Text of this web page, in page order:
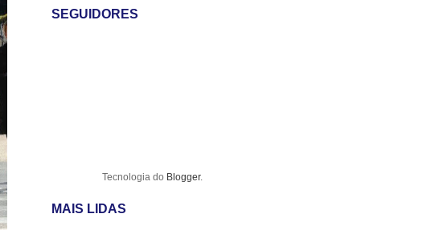
SEGUIDORES
Tecnologia do Blogger.
MAIS LIDAS